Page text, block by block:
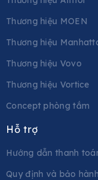
Thương hiệu MOEN
Thương hiệu
Thương hiệu Vovo
Thương hiệu Vortice
Concept phòng tắm
Hỗ trợ
Hướng dẫn thanh
Quy định và bảo hành